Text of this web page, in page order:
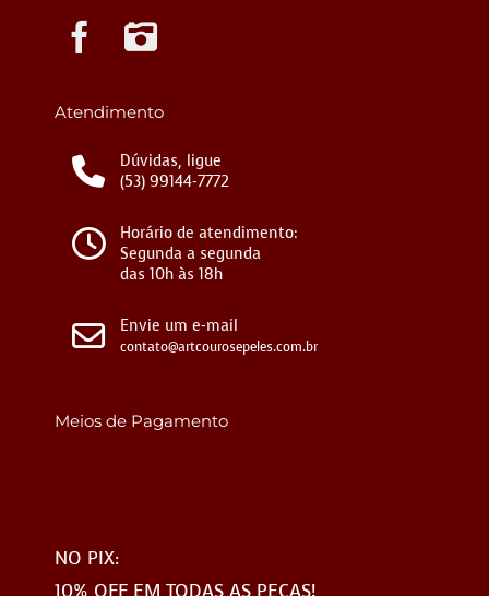
Atendimento
Dúvidas, ligue
(53) 99144-7772
Horário de atendimento:
Segunda a segunda
das 10h às 18h
Envie um e-mail
contato@artcourosepeles.com.br
Meios de Pagamento
NO PIX: